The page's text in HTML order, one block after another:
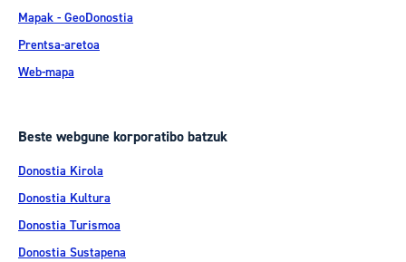
Mapak - GeoDonostia
Prentsa-aretoa
Web-mapa
Beste webgune korporatibo batzuk
Donostia Kirola
Donostia Kultura
Donostia Turismoa
Donostia Sustapena